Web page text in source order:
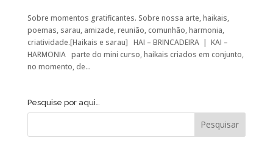
Sobre momentos gratificantes. Sobre nossa arte, haikais,
poemas, sarau, amizade, reunião, comunhão, harmonia,
criatividade.[Haikais e sarau] HAI – BRINCADEIRA | KAI –
HARMONIA parte do mini curso, haikais criados em conjunto,
no momento, de...
Pesquise por aqui…